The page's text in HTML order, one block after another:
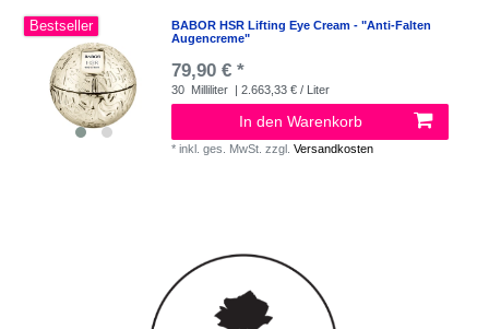
Bestseller
BABOR HSR Lifting Eye Cream - "Anti-Falten
Augencreme"
79,90 € *
30 Milliliter | 2.663,33 € / Liter
In den Warenkorb
*inkl. ges. MwSt. zzgl.Versandkosten